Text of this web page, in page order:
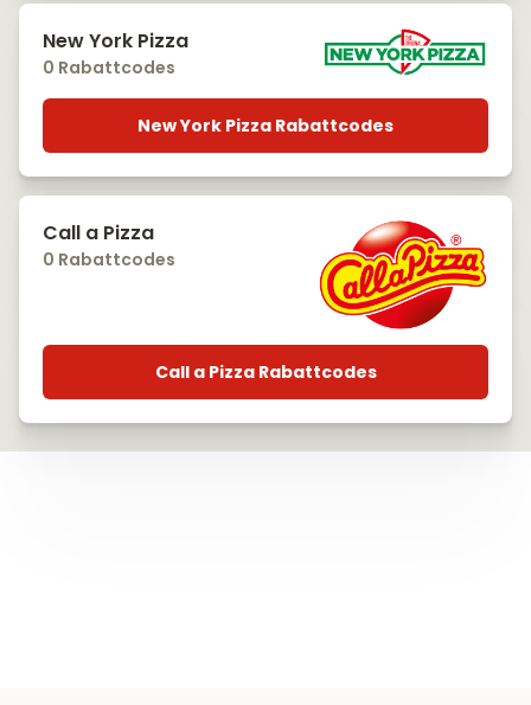
New York Pizza
0 Rabattcodes
New York Pizza Rabattcodes
Call a Pizza
0 Rabattcodes
Call a Pizza Rabattcodes